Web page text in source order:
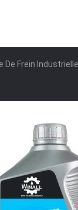
De Frein Industrielle